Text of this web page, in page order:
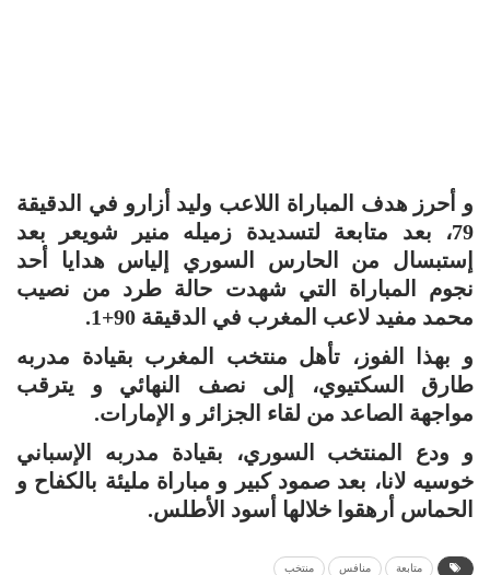
و أحرز هدف المباراة اللاعب وليد أزارو في الدقيقة
79، بعد متابعة لتسديدة زميله منير شويعر بعد
إستبسال من الحارس السوري إلياس هدايا أحد
نجوم المباراة التي شهدت حالة طرد من نصيب
محمد مفيد لاعب المغرب في الدقيقة 90+1.
و بهذا الفوز، تأهل منتخب المغرب بقيادة مدربه
طارق السكتيوي، إلى نصف النهائي و يترقب
مواجهة الصاعد من لقاء الجزائر و الإمارات.
و ودع المنتخب السوري، بقيادة مدربه الإسباني
خوسيه لانا، بعد صمود كبير و مباراة مليئة بالكفاح و
الحماس أرهقوا خلالها أسود الأطلس.
متابعة منافس منتخب